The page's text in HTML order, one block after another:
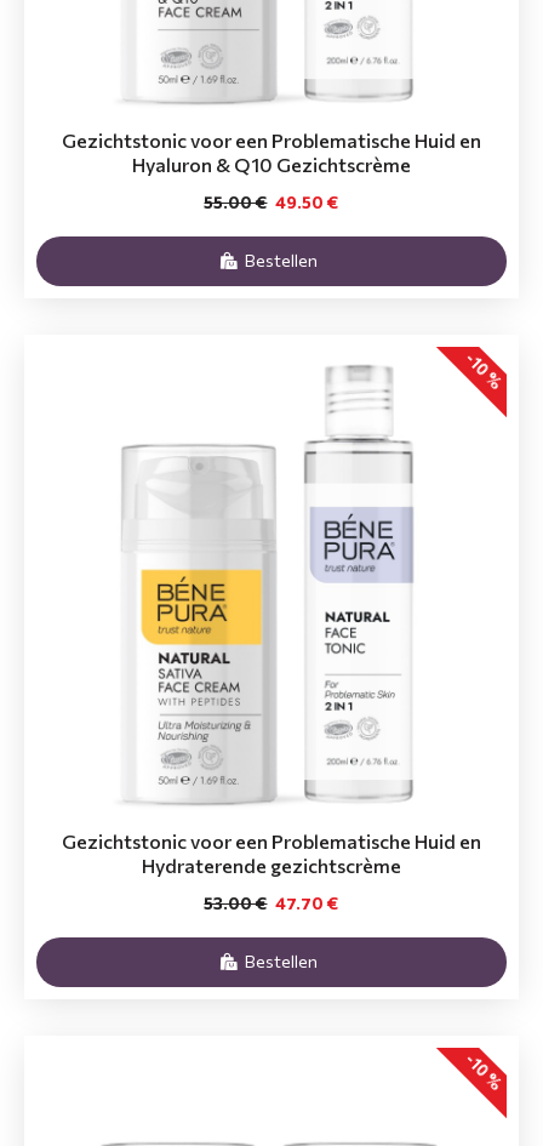
Gezichtstonic voor een Problematische Huid en
Hyaluron & Q10 Gezichtscrème
49.50 €
55.00 €
Bestellen
-10 %
Gezichtstonic voor een Problematische Huid en
Hydraterende gezichtscrème
47.70 €
53.00 €
Bestellen
-10 %